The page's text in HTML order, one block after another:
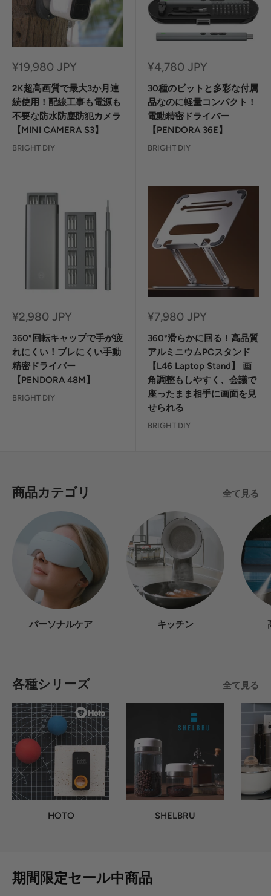
セ
ル
価
格
¥19,980 JPY
2K超高画質で最大3か月連
続使用！配線工事も電源も
不要な防水防塵防犯カメラ
【MINI CAMERA S3】
BRIGHT DIY
セ
ル
価
格
¥4,780 JPY
30種のビットと多彩な付属
品なのに軽量コンパクト！
電動精密ドライバー
【PENDORA 36E】
BRIGHT DIY
セ
ル
価
格
¥2,980 JPY
360°回転キャップで手が疲
れにくい！ブレにくい手動
精密ドライバー
【PENDORA 48M】
BRIGHT DIY
セ
ル
価
格
¥7,980 JPY
360°滑らかに回る！高品質
アルミニウムPCスタンド
【L46 Laptop Stand】 画
角調整もしやすく、会議で
座ったまま相手に画面を見
せられる
BRIGHT DIY
商品カテゴリ 全て見る
パーソナルケア キッチン
各種シリーズ 全て見る
HOTO SHELBRU
期間限定セール中商品